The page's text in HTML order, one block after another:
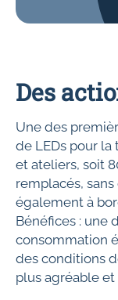
Des
Une des
de LEDs pour
et ateliers, soit
remplacés,
également à
Bénéfices : une
consommation
des conditions
plus agréable